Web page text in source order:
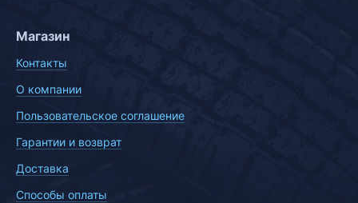
Магазин
Контакты
О компании
Пользовательское соглашение
Гарантии и возврат
Доставка
Способы оплаты